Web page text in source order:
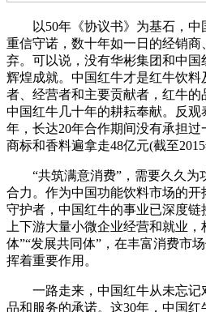
以50年《协议书》为基石，中
重信守诺，数十年如一日的经销
弃。可以说，没有华彬集团和中
辉煌成就。中国红牛才是红牛饮
者、经营者和主要贡献者，红牛
中国红牛几十年的耕耘奉献。反观
年，长达20年合作期间没有承担
商标和香料遍拿走48亿元(截至
“共筑满意消费”，需要久久为
合力。作为中国功能饮料市场的
守护者，中国红牛的事业已深度链
上下游大量小微企业经营和就业
体”“发展共同体”，在丰富消费市
挥着重要作用。
一路走来，中国红牛从未忘记
品和服务的承诺。这30年，中国